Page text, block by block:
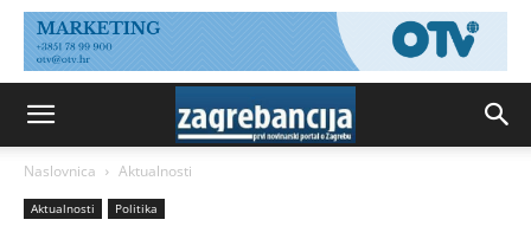
Naslovnica Aktualnosti
Aktualnosti Politika